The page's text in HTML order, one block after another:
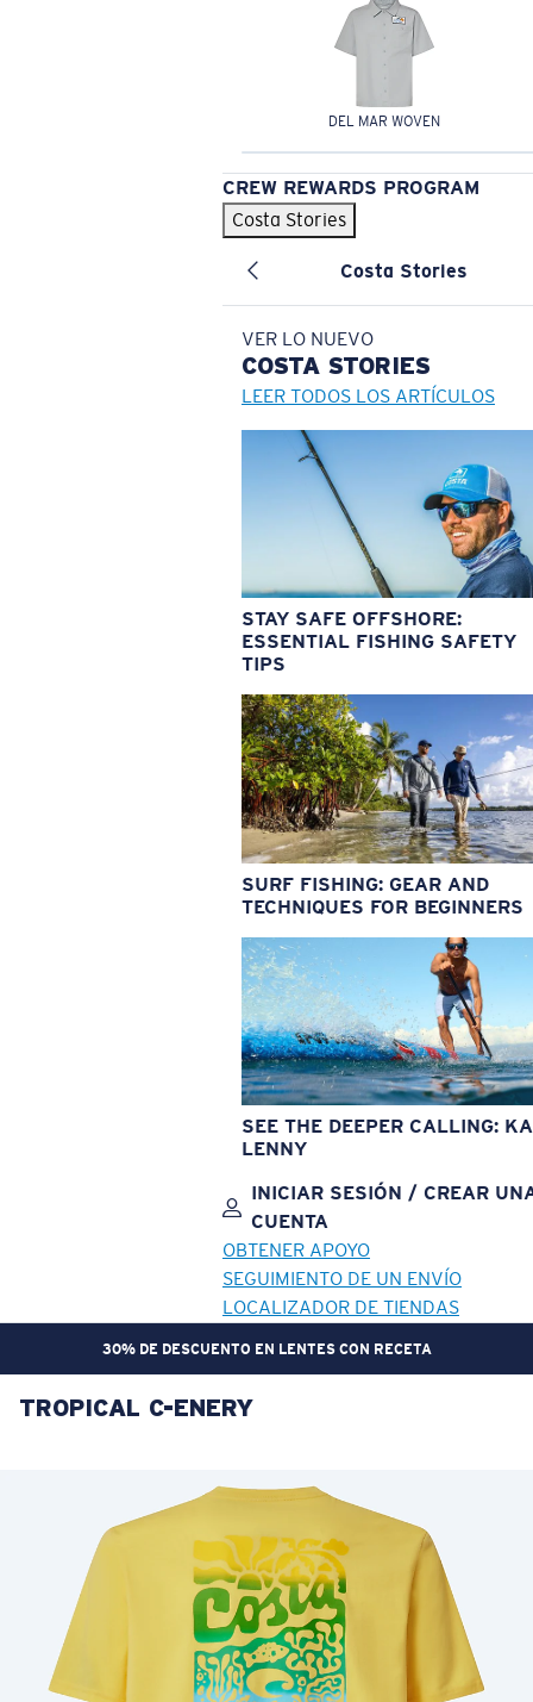
DEL MAR WOVEN
CREW REWARDS PROGRAM
Costa Stories
Costa Stories
VER LO NUEVO
COSTA STORIES
LEER TODOS LOS ARTÍCULOS
STAY SAFE OFFSHORE:
ESSENTIAL FISHING SAFETY
TIPS
SURF FISHING: GEAR AND
TECHNIQUES FOR BEGINNERS
SEE THE DEEPER CALLING:
LENNY
INICIAR SESIÓN / CREAR
CUENTA
OBTENER APOYO
SEGUIMIENTO DE UN ENVÍO
LOCALIZADOR DE TIENDAS
30% DE DESCUENTO EN LENTES CON RECETA
OBJETIVO ACTUALIZADO
Precio:
Cantidad:
Precio: Sin cargo
Cantidad:
TROPICAL C-ENERY